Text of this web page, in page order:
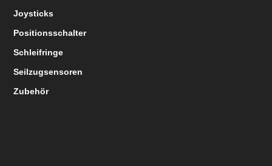
Joysticks
Positionsschalter
Schleifringe
Seilzugsensoren
Zubehör